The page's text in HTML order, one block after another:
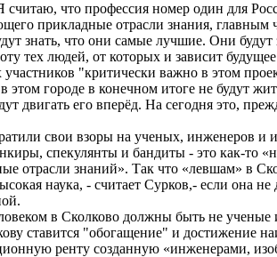
что профессия номер один для
прикладные отрасли знания, главным
знать, что они самые лучшие. Они будут
тех людей, от которых и зависит
"критически важно в этом
городе в конечном итоге не будут
двигать его вперёд. На сегодня это,
свои взоры на ученых, инженеров и
спекулянты и бандиты - это как-то «
отрасли знаний». Так что «левшам» в
наука, - считает Сурков,- если она не
вСколково должны быть не ученые
ставится "обогащение" и достижение
ренту созданную «инженерами,